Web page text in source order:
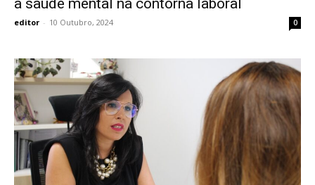
a saúde mental na contorna laboral
editor - 10 Outubro, 2024 0